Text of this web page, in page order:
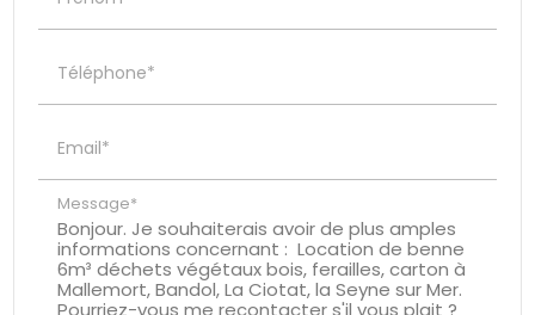
Téléphone*
Email*
Message*